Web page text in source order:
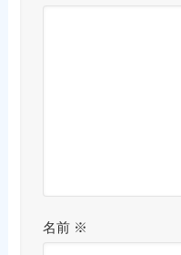
名前 ※